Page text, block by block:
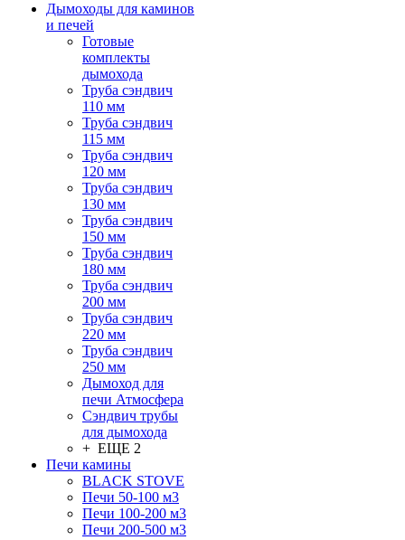
Дымоходы для каминов
и печей
Готовые
комплекты
дымохода
Труба сэндвич
110 мм
Труба сэндвич
115 мм
Труба сэндвич
120 мм
Труба сэндвич
130 мм
Труба сэндвич
150 мм
Труба сэндвич
180 мм
Труба сэндвич
200 мм
Труба сэндвич
220 мм
Труба сэндвич
250 мм
Дымоход для
печи Атмосфера
Сэндвич трубы
для дымохода
+ ЕЩЕ 2
Печи камины
BLACK STOVE
Печи 50-100 м3
Печи 100-200 м3
Печи 200-500 м3